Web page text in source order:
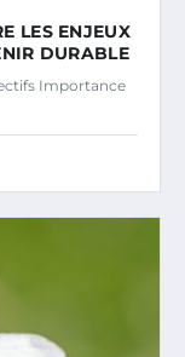
LES ENJEUX
DURABLE
Importance